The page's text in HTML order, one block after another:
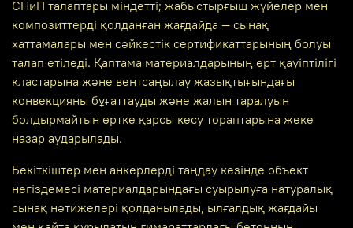
СНиП талаптары міндетті; жабыстырғыш жүйелер мен
композиттерді қолданған жағдайда — сынақ
хаттамалары мен сәйкестік сертификаттарының болуы
талап етіледі. Қаптама материалдарының өрт қауіптілігі
кластарына және вентсаңылау жазықтығындағы
конвекцияны бұғаттауды және жалын таралуын
болдырмайтын өртке қарсы кесу тораптарына жеке
назар аударылады.
Бекіткіштер мен анкерлерді таңдау кезінде объект
негіздемесі материалдарындағы суырылуға натуралық
сынақ нәтижелері қолданылады, ылғалдық жағдайы